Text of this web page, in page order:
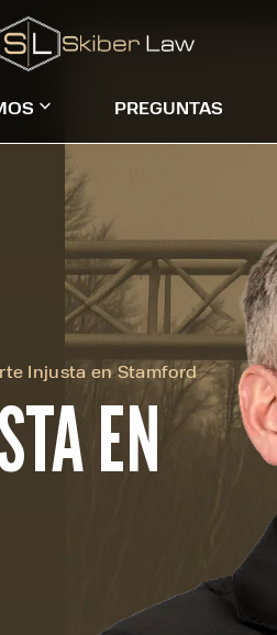
PREGUNTAS
Injusta en Stamford
EN